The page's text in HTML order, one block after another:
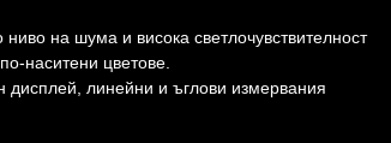
на шума и висока светлочувствителност
наситени цветове.
линейни и ъглови измервания